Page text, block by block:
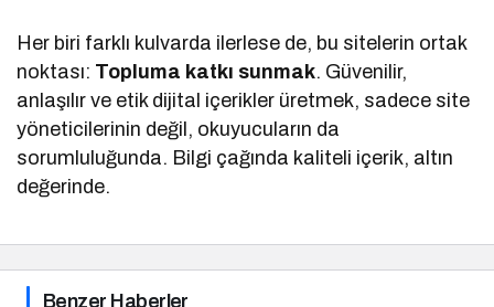
Her biri farklı kulvarda ilerlese de, bu sitelerin ortak
noktası: Topluma katkı sunmak. Güvenilir,
anlaşılır ve etik dijital içerikler üretmek, sadece site
yöneticilerinin değil, okuyucuların da
sorumluluğunda. Bilgi çağında kaliteli içerik, altın
değerinde.
Benzer Haberler